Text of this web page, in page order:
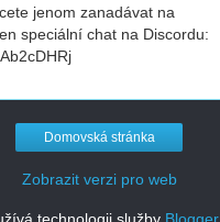
jenom zanadávat na
speciální chat na Discordu:
Domovská stránka
Zobrazit verzi pro web